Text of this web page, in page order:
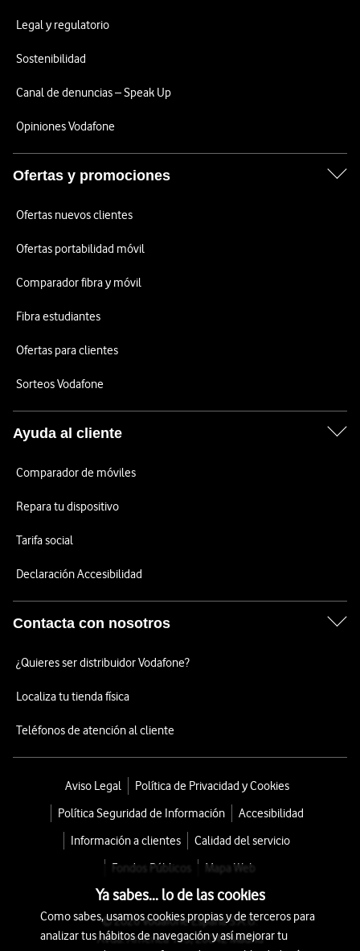
Legal y regulatorio
Sostenibilidad
Canal de denuncias – Speak Up
Opiniones Vodafone
Ofertas y promociones
Ofertas nuevos clientes
Ofertas portabilidad móvil
Comparador fibra y móvil
Fibra estudiantes
Ofertas para clientes
Sorteos Vodafone
Ayuda al cliente
Comparador de móviles
Repara tu dispositivo
Tarifa social
Declaración Accesibilidad
Contacta con nosotros
¿Quieres ser distribuidor Vodafone?
Localiza tu tienda física
Teléfonos de atención al cliente
Aviso Legal
Política de Privacidad y Cookies
Política Seguridad de Información
Accesibilidad
Información a clientes
Calidad del servicio
Fondos Públicos
Mapa Web
© 2026 Vodafone España S.A.U.
Avda. América 115, 28042 Madrid
Ya sabes... lo de las cookies
Como sabes, usamos cookies propias y de terceros para
analizar tus hábitos de navegación y así mejorar tu